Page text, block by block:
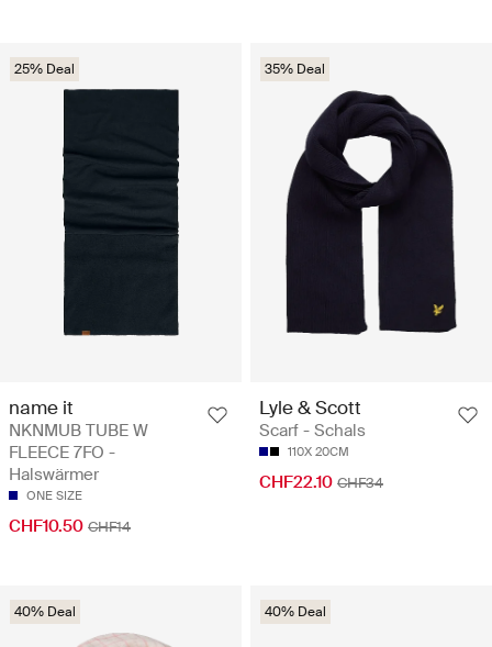
25% Deal
name it
NKNMUB TUBE W
FLEECE 7FO -
Halswärmer
ONE SIZE
CHF10.50 CHF14
35% Deal
Lyle & Scott
Scarf - Schals
110X 20CM
CHF22.10 CHF34
40% Deal 40% Deal